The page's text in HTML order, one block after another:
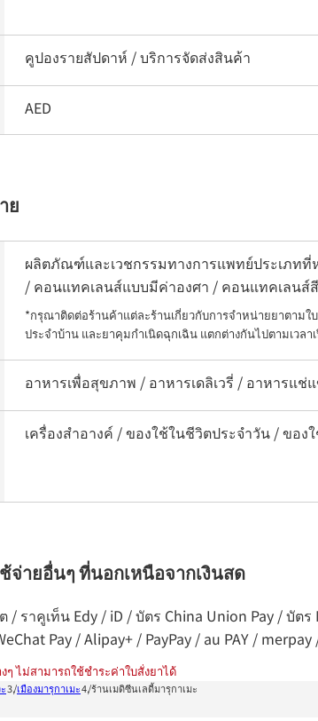
คูปองรายสัปดาห์ / บริการจัดส่งสินค้า
AED
ย
ผลิตภัณฑ์และเวชกรรมทางการแพทย์ประเภท
/ คอนแทคเลนส์แบบมีค่าองศา / คอนแทคเลนส์สี
*กรุณาติดต่อร้านค้าแต่ละร้านเกี่ยวกับการจำหน่ายยาตาม
ประจำบ้าน และยาคุมกำเนิดฉุกเฉิน แตกต่างกันไปตามเวลา
อาหารเพื่อสุขภาพ / อาหารเดลิเวรี่ / อาหารแ
เครื่องสำอางค์ / ของใช้ในชีวิตประจำวัน / ของ
จ่ายอื่นๆ ที่นอกเหนือจากเงินสด
/ ราคูเท็น Edy / iD / บัตร China Union Pay / บั
Pay / Alipay+ / PayPay / au PAY /
ๆ ไม่สามารถใช้ชำระค่าใบสั่งยาได้
เมืองมารุกาเมะ ร้านเมดิซีนเลดี้มารุกาเมะ